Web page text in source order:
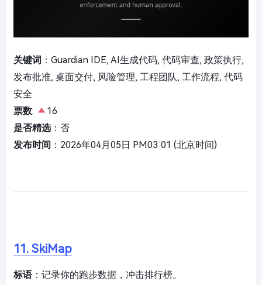
关键词 ：Guardian IDE, AI生成代码, 代码审查, 政策执行,
发布批准, 桌面交付, 风险管理, 工程团队, 工作流程, 代码
安全
票数:
16
是否精选：否
发布时间 ：2026年04月05日 PM03:01 (北京时间)
11. SkiMap
标语：记录你的跑步数据，冲击排行榜。